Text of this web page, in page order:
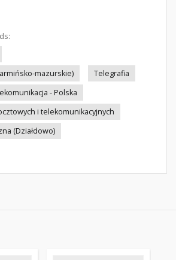
mazurskie)
Telegrafia
- Polska
i telekomunikacyjnych
(Działdowo)